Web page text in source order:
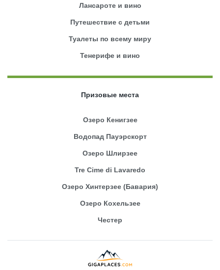
Лансароте и вино
Путешествие с детьми
Туалеты по всему миру
Тенерифе и вино
Призовые места
Озеро Кенигзее
Водопад Пауэрскорт
Озеро Шлирзее
Tre Cime di Lavaredo
Озеро Хинтерзее (Бавария)
Озеро Кохельзее
Честер